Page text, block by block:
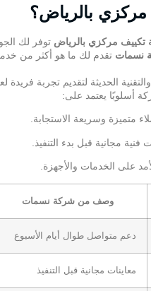
بالرياض؟
تكييف مركزي بالرياض توفر لك
نسمات تقدم لك ما هو أكثر من
الحديثة لتقديم تجربة فريدة
أسلوبًا يعتمد على:
متميزة وسريعة الاستجابة.
مجانية قبل بدء التنفيذ.
على الخدمات والأجهزة.
وصف من شركة نسمات
دعم متواصل طوال أيام الأسبوع
معاينات مجانية قبل التنفيذ